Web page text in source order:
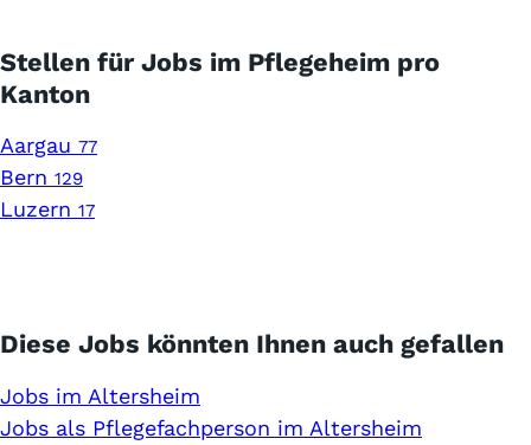
Stellen für Jobs im Pflegeheim pro
Kanton
Aargau 77
Bern 129
Luzern 17
Diese Jobs könnten Ihnen auch gefallen
Jobs im Altersheim
Jobs als Pflegefachperson im Altersheim